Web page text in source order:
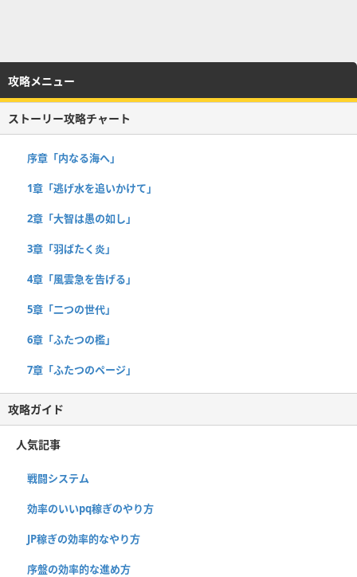
攻略メニュー
ストーリー攻略チャート
序章「内なる海へ」
1章「逃げ水を追いかけて」
2章「大智は愚の如し」
3章「羽ばたく炎」
4章「風雲急を告げる」
5章「二つの世代」
6章「ふたつの檻」
7章「ふたつのページ」
攻略ガイド
人気記事
戦闘システム
効率のいいpq稼ぎのやり方
JP稼ぎの効率的なやり方
序盤の効率的な進め方